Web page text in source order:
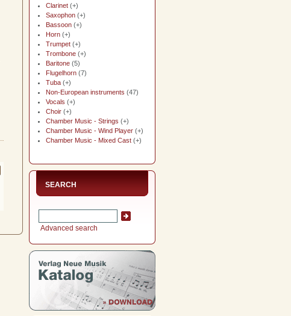
Clarinet (+)
Saxophon (+)
Bassoon (+)
Horn (+)
Trumpet (+)
Trombone (+)
Baritone (5)
Flugelhorn (7)
Tuba (+)
Non-European instruments (47)
Vocals (+)
Choir (+)
Chamber Music - Strings (+)
Chamber Music - Wind Player (+)
Chamber Music - Mixed Cast (+)
SEARCH
Advanced search